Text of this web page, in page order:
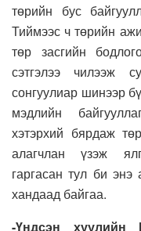
төрийн бус
Тиймээс ч төрийн
төр засгийн
сэтгэлээ
сонгуулиар шинээр
мэдлийн
хэтэрхий бярдаж
алагчлан үзэж
гаргасан тул би
хандаад байгаа.
-Үндсэн хуулийн